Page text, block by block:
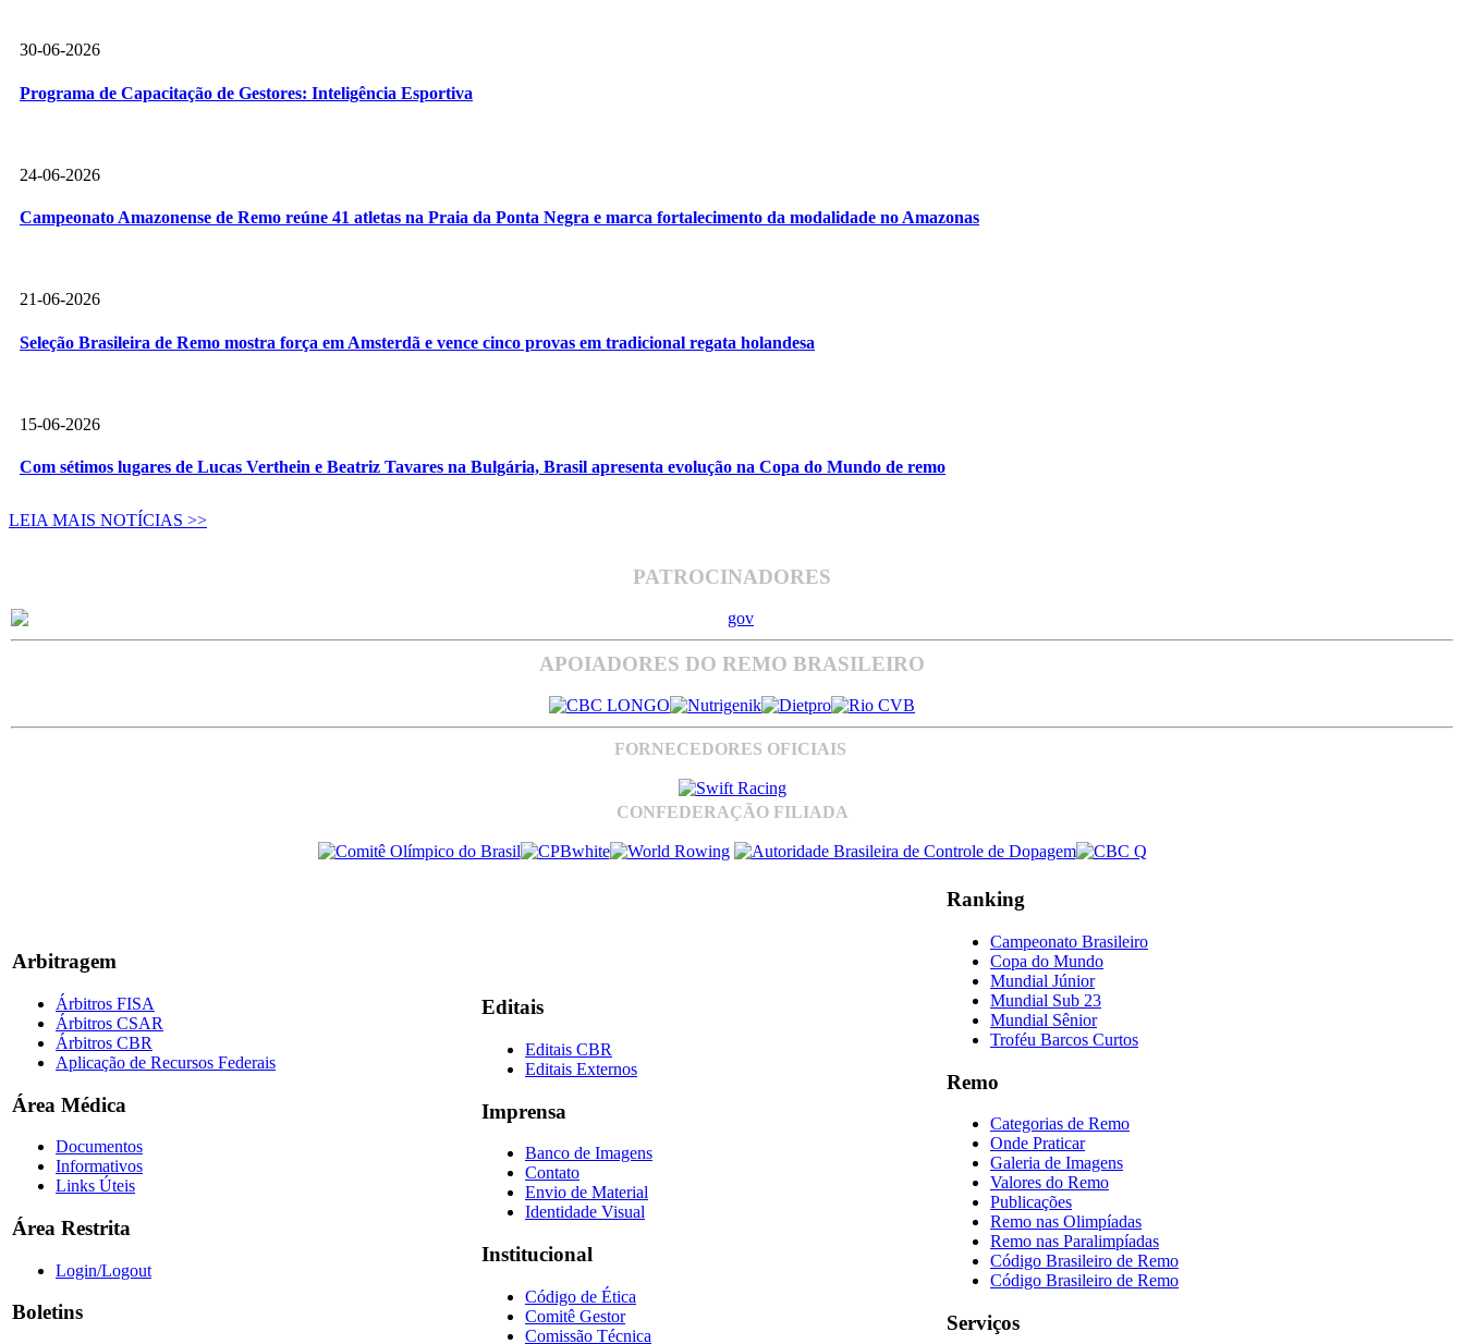
30-06-2026
Programa de Capacitação de Gestores: Inteligência Esportiva
24-06-2026
Campeonato Amazonense de Remo reúne 41 atletas na Praia da Ponta Negra e marca fortalecimento da modalidade no Amazonas
21-06-2026
Seleção Brasileira de Remo mostra força em Amsterdã e vence cinco provas em tradicional regata holandesa
15-06-2026
Com sétimos lugares de Lucas Verthein e Beatriz Tavares na Bulgária, Brasil apresenta evolução na Copa do Mundo de remo
LEIA MAIS NOTÍCIAS >>
PATROCINADORES
APOIADORES DO REMO BRASILEIRO
FORNECEDORES OFICIAIS
CONFEDERAÇÃO FILIADA
Arbitragem
Árbitros FISA
Árbitros CSAR
Árbitros CBR
Aplicação de Recursos Federais
Área Médica
Documentos
Informativos
Links Úteis
Área Restrita
Login/Logout
Boletins
Editais
Editais CBR
Editais Externos
Imprensa
Banco de Imagens
Contato
Envio de Material
Identidade Visual
Institucional
Código de Ética
Comitê Gestor
Comissão Técnica
Ranking
Campeonato Brasileiro
Copa do Mundo
Mundial Júnior
Mundial Sub 23
Mundial Sênior
Troféu Barcos Curtos
Remo
Categorias de Remo
Onde Praticar
Galeria de Imagens
Valores do Remo
Publicações
Remo nas Olimpíadas
Remo nas Paralimpíadas
Código Brasileiro de Remo
Código Brasileiro de Remo
Serviços